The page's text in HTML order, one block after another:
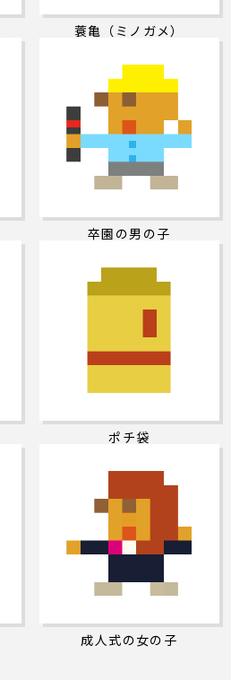
蓑亀（ミノガメ）
卒園の男の子
ポチ袋
成人式の女の子